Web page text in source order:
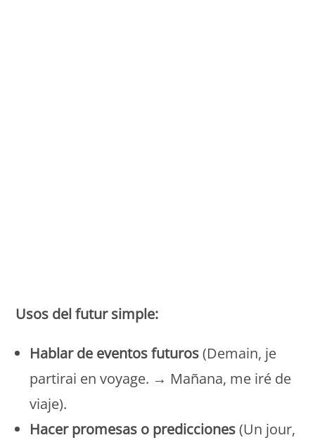
Usos del futur simple:
Hablar de eventos futuros(Demain, je
partirai en voyage. → Mañana, me iré de
viaje).
Hacer promesas o predicciones(Un jour,